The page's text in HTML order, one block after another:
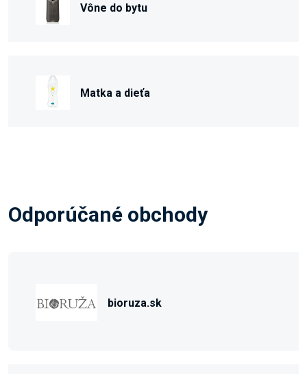
Vône do bytu
Matka a dieťa
Odporúčané obchody
bioruza.sk